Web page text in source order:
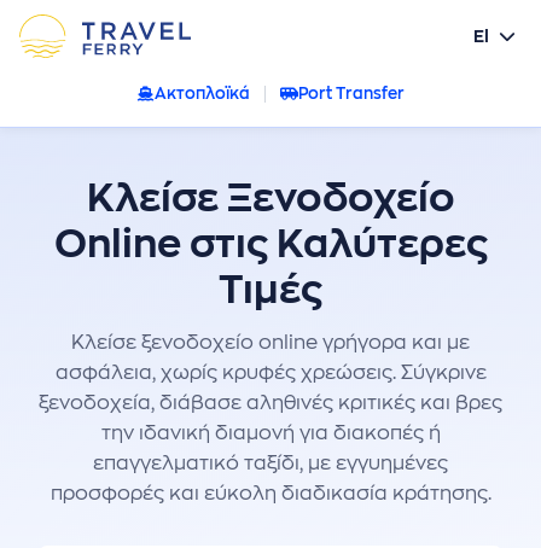
El
Ακτοπλοϊκά Port Transfer
Κλείσε Ξενοδοχείο
Online στις Καλύτερες
Τιμές
Κλείσε ξενοδοχείο online γρήγορα και με
ασφάλεια, χωρίς κρυφές χρεώσεις. Σύγκρινε
ξενοδοχεία, διάβασε αληθινές κριτικές και βρες
την ιδανική διαμονή για διακοπές ή
επαγγελματικό ταξίδι, με εγγυημένες
προσφορές και εύκολη διαδικασία κράτησης.